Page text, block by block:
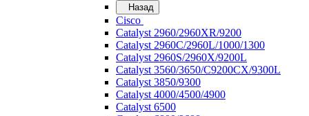
Назад
Cisco
Catalyst 2960/2960XR/9200
Catalyst 2960C/2960L/1000/1300
Catalyst 2960S/2960X/9200L
Catalyst 3560/3650/C9200CX/9300L
Catalyst 3850/9300
Catalyst 4000/4500/4900
Catalyst 6500